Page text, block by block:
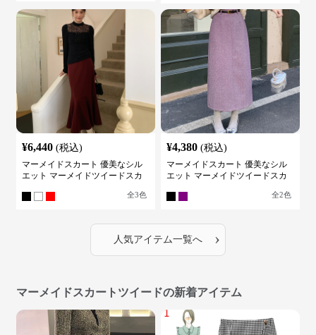
¥6,440 (税込)
マーメイドスカート 優美なシル
エット マーメイドツイードスカ
全3色
¥4,380 (税込)
マーメイドスカート 優美なシル
エット マーメイドツイードスカ
全2色
人気アイテム一覧へ ›
マーメイドスカートツイードの新着アイテム